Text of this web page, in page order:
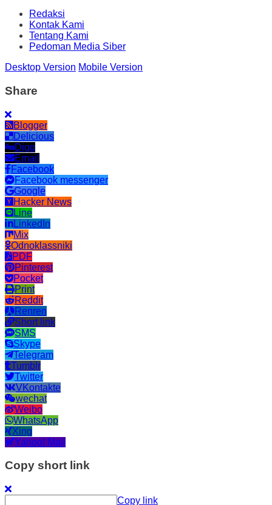
Redaksi
Kontak Kami
Tentang Kami
Pedoman Media Siber
Desktop Version Mobile Version
Share
Blogger
Delicious
Digg
Email
Facebook
Facebook messenger
Google
Hacker News
Line
LinkedIn
Mix
Odnoklassniki
PDF
Pinterest
Pocket
Print
Reddit
Renren
Short link
SMS
Skype
Telegram
Tumblr
Twitter
VKontakte
wechat
Weibo
WhatsApp
Xing
Yahoo! Mail
Copy short link
Copy link